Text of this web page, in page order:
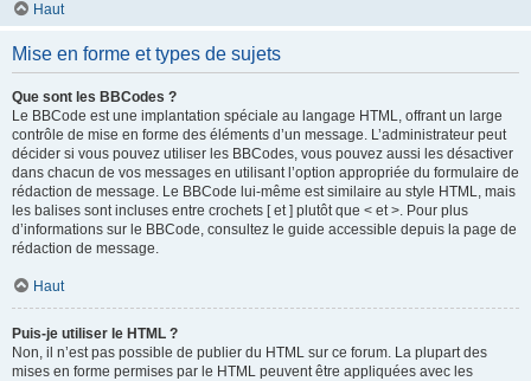
Haut
Mise en forme et types de sujets
Que sont les BBCodes ?
Le BBCode est une implantation spéciale au langage HTML, offrant un large
contrôle de mise en forme des éléments d’un message. L’administrateur peut
décider si vous pouvez utiliser les BBCodes, vous pouvez aussi les désactiver
dans chacun de vos messages en utilisant l’option appropriée du formulaire de
rédaction de message. Le BBCode lui-même est similaire au style HTML, mais
les balises sont incluses entre crochets [ et ] plutôt que < et >. Pour plus
d’informations sur le BBCode, consultez le guide accessible depuis la page de
rédaction de message.
Haut
Puis-je utiliser le HTML ?
Non, il n’est pas possible de publier du HTML sur ce forum. La plupart des
mises en forme permises par le HTML peuvent être appliquées avec les